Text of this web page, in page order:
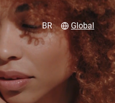
BR Global